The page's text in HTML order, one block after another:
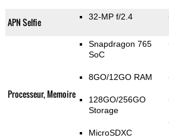
APN Selfie 32-MP f/2.4
Processeur, Memoire
Snapdragon 765
SoC
8GO/12GO RAM
128GO/256GO
Storage
MicroSDXC